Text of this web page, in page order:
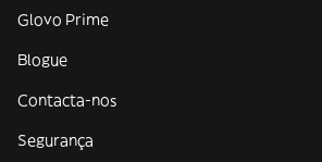
Glovo Prime
Blogue
Contacta-nos
Segurança